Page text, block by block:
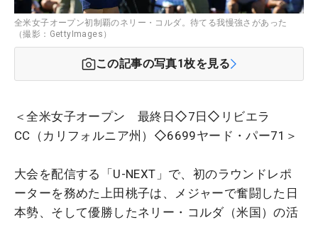
全米女子オープン初制覇のネリー・コルダ。待てる我慢強さがあった
（撮影：GettyImages）
この記事の写真1枚を見る
＜全米女子オープン 最終日◇7日◇リビエラ
CC（カリフォルニア州）◇6699ヤード・パー71＞
大会を配信する「U-NEXT」で、初のラウンドレポ
ーターを務めた上田桃子は、メジャーで奮闘した日
本勢、そして優勝したネリー・コルダ（米国）の活